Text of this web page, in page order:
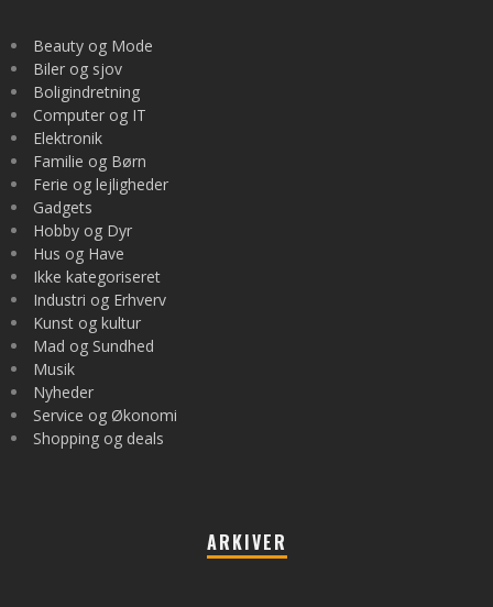
Beauty og Mode
Biler og sjov
Boligindretning
Computer og IT
Elektronik
Familie og Børn
Ferie og lejligheder
Gadgets
Hobby og Dyr
Hus og Have
Ikke kategoriseret
Industri og Erhverv
Kunst og kultur
Mad og Sundhed
Musik
Nyheder
Service og Økonomi
Shopping og deals
ARKIVER